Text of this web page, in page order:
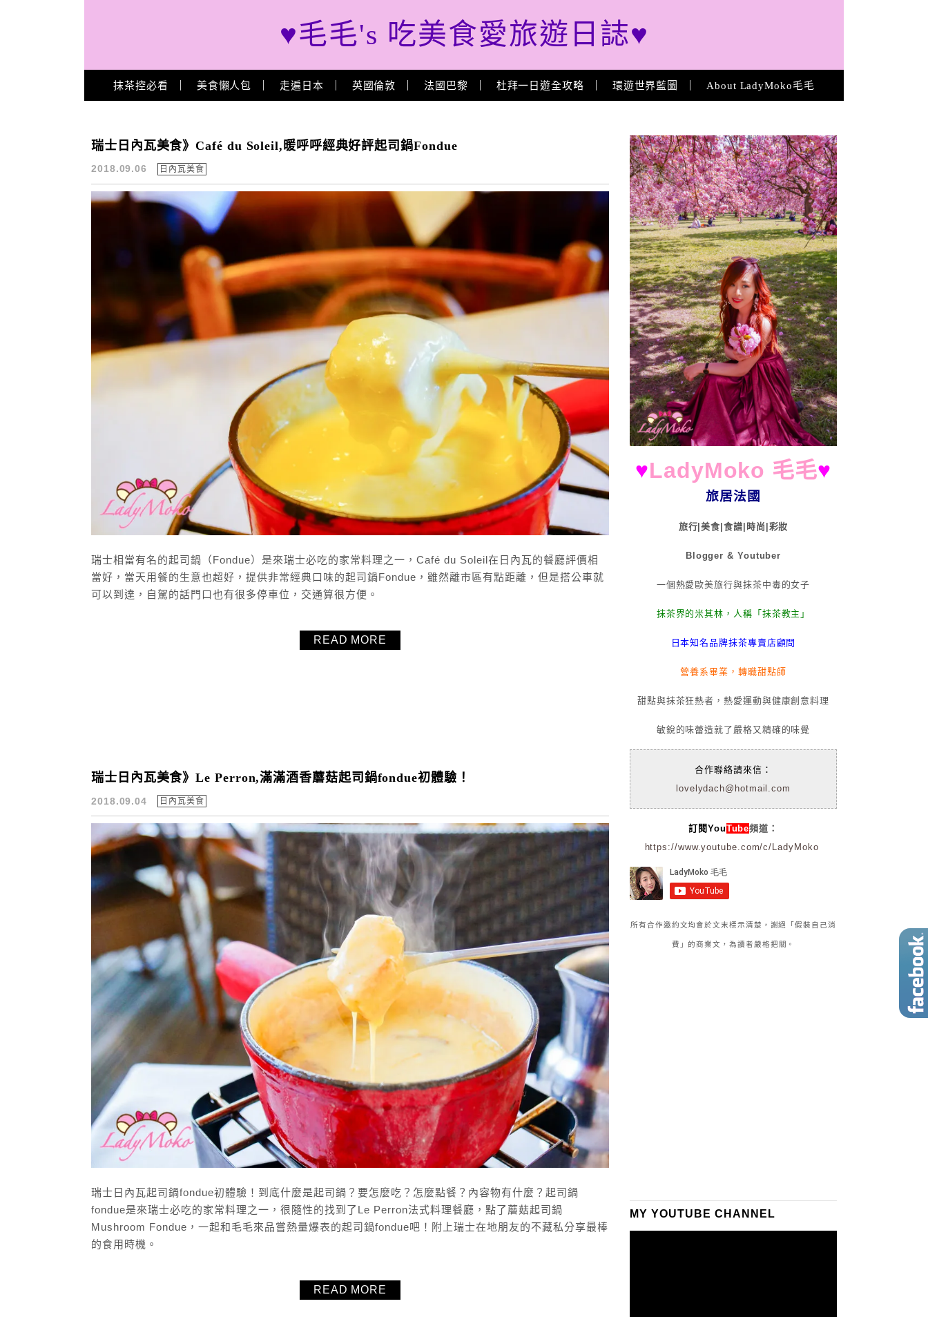
♥毛毛's 吃美食愛旅遊日誌♥
Main Menu
抹茶控必看 美食懶人包 走遍日本 英國倫敦 法國巴黎 杜拜一日遊全攻略 環遊世界藍圖 About LadyMoko毛毛
日內瓦美食
瑞士日內瓦美食》Café du Soleil,暖呼呼經典好評起司鍋Fondue
2018.09.06 日內瓦美食
瑞士相當有名的起司鍋（Fondue）是來瑞士必吃的家常料理之一，Café du Soleil在日內瓦的餐廳評價相
當好，當天用餐的生意也超好，提供非常經典口味的起司鍋Fondue，雖然離市區有點距離，但是搭公車就
可以到達，自駕的話門口也有很多停車位，交通算很方便。
READ MORE
瑞士日內瓦美食》Le Perron,滿滿酒香蘑菇起司鍋fondue初體驗！
2018.09.04 日內瓦美食
瑞士日內瓦起司鍋fondue初體驗！到底什麼是起司鍋？要怎麼吃？怎麼點餐？內容物有什麼？起司鍋
fondue是來瑞士必吃的家常料理之一，很隨性的找到了Le Perron法式料理餐廳，點了蘑菇起司鍋
Mushroom Fondue，一起和毛毛來品嘗熱量爆表的起司鍋fondue吧！附上瑞士在地朋友的不藏私分享最棒
的食用時機。
READ MORE
About
♥LadyMoko 毛毛♥
旅居法國
旅行|美食|食譜|時尚|彩妝
Blogger & Youtuber
一個熱愛歐美旅行與抹茶中毒的女子
抹茶界的米其林，人稱「抹茶教主」
日本知名品牌抹茶專賣店顧問
營養系畢業，轉職甜點師
甜點與抹茶狂熱者，熱愛運動與健康創意料理
敏銳的味蕾造就了嚴格又精確的味覺
合作聯絡請來信：
lovelydach@hotmail.com
訂閱YouTube頻道：
https://www.youtube.com/c/LadyMoko
所有合作邀約文均會於文末標示清楚，謝絕「假裝自己消
費」的商業文，為讀者嚴格把關。
MY YOUTUBE CHANNEL